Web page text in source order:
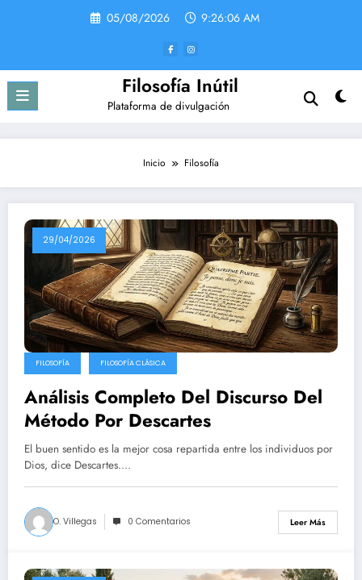
05/08/2026 9:26:07 AM
Filosofía Inútil
Plataforma de divulgación
Inicio Filosofía
29/04/2026
FILOSOFÍA FILOSOFÍA CLÁSICA
Análisis Completo Del Discurso Del
Método Por Descartes
El buen sentido es la mejor cosa repartida entre los individuos por
Dios, dice Descartes.…
O. Villegas 0 Comentarios Leer Más